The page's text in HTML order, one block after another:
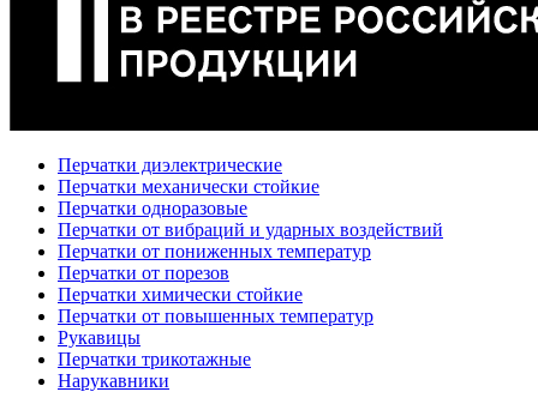
Перчатки диэлектрические
Перчатки механически стойкие
Перчатки одноразовые
Перчатки от вибраций и ударных воздействий
Перчатки от пониженных температур
Перчатки от порезов
Перчатки химически стойкие
Перчатки от повышенных температур
Рукавицы
Перчатки трикотажные
Нарукавники